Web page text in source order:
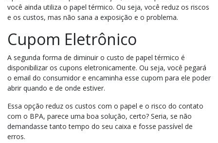
você ainda utiliza o papel térmico. Ou seja, você reduz os riscos
e os custos, mas não sana a exposição e o problema.
Cupom Eletrônico
A segunda forma de diminuir o custo de papel térmico é
disponibilizar os cupons eletronicamente. Ou seja, você pegará
o email do consumidor e encaminha esse cupom para ele poder
abrir quando e de onde estiver.
Essa opção reduz os custos com o papel e o risco do contato
com o BPA, parece uma boa solução, certo? Seria, se não
demandasse tanto tempo do seu caixa e fosse passível de
erros.